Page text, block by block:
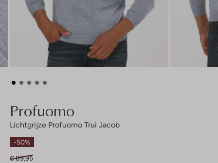
Profuomo
Lichtgrijze Profuomo Trui Jacob
-50%
€ 89,95